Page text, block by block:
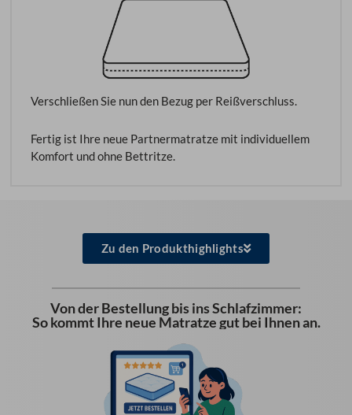
Verschließen Sie nun den Bezug per Reißverschluss.
Fertig ist Ihre neue Partnermatratze mit individuellem
Komfort und ohne Bettritze.
Zu den Produkthighlights
Von der Bestellung bis ins Schlafzimmer:
So kommt Ihre neue Matratze gut bei Ihnen an.